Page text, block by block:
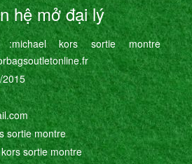
hệ mở đại lý
kors sortie montre
2015
sortie montre
sortie montre